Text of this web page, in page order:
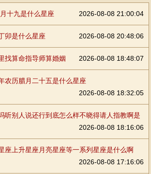
十九是什么星座 2026-08-08 21:00:04
卯是什么星座 2026-08-08 20:48:06
找算命指导师算婚姻 2026-08-08 18:48:07
农历腊月二十五是什么星座
2026-08-08 18:32:05
听别人说还行到底怎么样不晓得请人指教啊是
2026-08-08 18:16:06
座上升星座月亮星座等一系列星座是什么啊
2026-08-08 17:16:06